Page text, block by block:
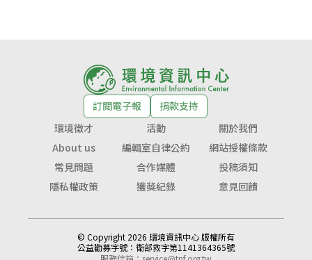
訂閱電子報
捐款支持
環境徵才
活動
關於我們
About us
編輯室自律公約
網站授權條款
常見問題
合作媒體
投稿須知
隱私權政策
獲獎紀錄 意見回饋
© Copyright 2026 環境資訊中心 版權所有
公益勸募字號： 衛部救字第1141364365號